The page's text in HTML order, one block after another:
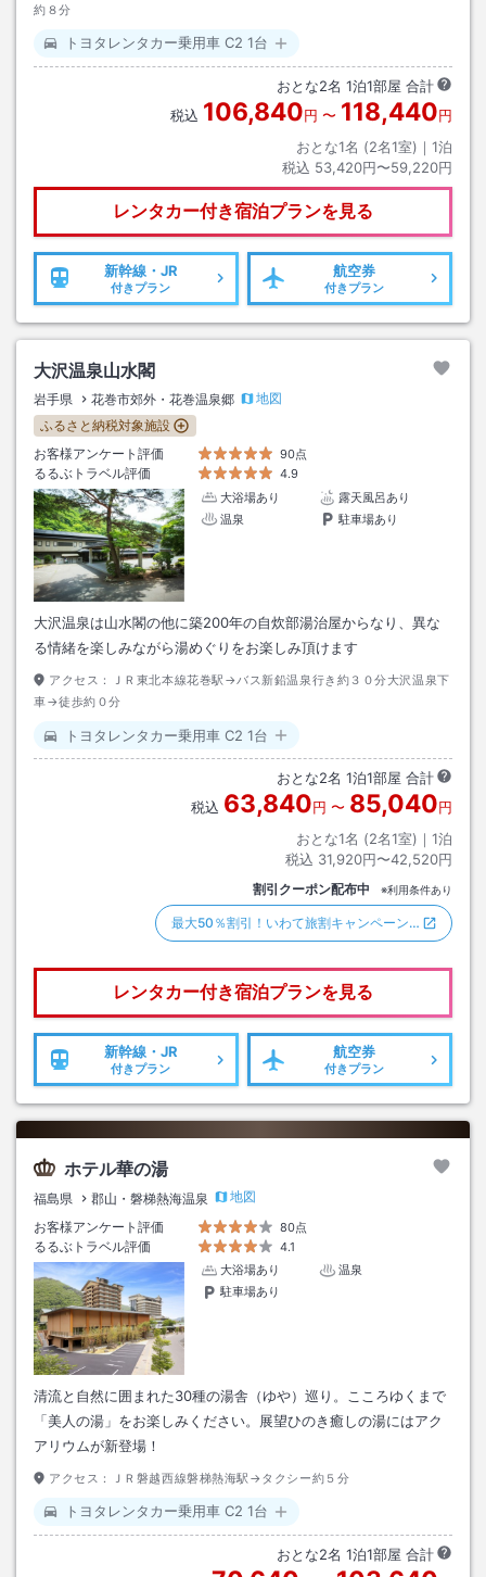
約８分
トヨタレンタカー乗用車 C2 1台
おとな2名 1泊1部屋 合計
税込 106,840円 〜 118,440円
おとな1名 (2名1室)｜ 1泊
税込 53,420円〜59,220円
レンタカー付き宿泊プランを見る
新幹線・JR
付きプラン
航空券
付きプラン
大沢温泉山水閣
岩手県 花巻市郊外・花巻温泉郷
地図
ふるさと納税対象施設
お客様アンケート評価
90点
るるぶトラベル評価
4.9
大浴場あり
露天風呂あり
温泉
駐車場あり
大沢温泉は山水閣の他に築200年の自炊部湯治屋からなり、異な
る情緒を楽しみながら湯めぐりをお楽しみ頂けます
アクセス：
ＪＲ東北本線花巻駅→バス新鉛温泉行き約３０分大沢温泉下
車→徒歩約０分
トヨタレンタカー乗用車 C2 1台
おとな2名 1泊1部屋 合計
税込 63,840円 〜 85,040円
おとな1名 (2名1室)｜ 1泊
税込 31,920円〜42,520円
割引クーポン配布中 ※利用条件あり
最大50％割引！いわて旅割キャンペーン…
レンタカー付き宿泊プランを見る
新幹線・JR
付きプラン
航空券
付きプラン
ホテル華の湯
福島県 郡山・磐梯熱海温泉
地図
お客様アンケート評価
80点
るるぶトラベル評価
4.1
大浴場あり
温泉
駐車場あり
清流と自然に囲まれた30種の湯舎（ゆや）巡り。こころゆくまで
「美人の湯」をお楽しみください。展望ひのき癒しの湯にはアク
アリウムが新登場！
アクセス： ＪＲ磐越西線磐梯熱海駅→タクシー約５分
トヨタレンタカー乗用車 C2 1台
おとな2名 1泊1部屋 合計